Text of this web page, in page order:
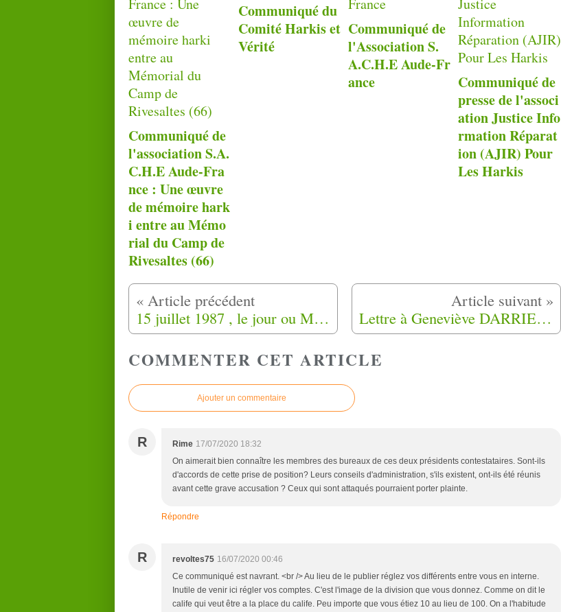
Communiqué de
l'association S.A.
C.H.E Aude-Fra
nce : Une œuvre
de mémoire hark
i entre au Mémo
rial du Camp de
Rivesaltes (66)
Communiqué du
Comité Harkis et
Vérité
Communiqué de
l'Association S.
A.C.H.E Aude-Fr
ance
Communiqué de
presse de l'associ
ation Justice Info
rmation Réparat
ion (AJIR) Pour
Les Harkis
15 juillet 1987 , le jour ou Mr Brahim Sadouni rencontra le pape Jean Paul II Lettre à Geneviève DARRIEUSSECQ Secrétaire d’Etat aux Anciens Combattants auprès de la Ministre des Armées
COMMENTER CET ARTICLE
Ajouter un commentaire
R Rime 17/07/2020 18:32
On aimerait bien connaître les membres des bureaux de ces deux présidents contestataires. Sont-ils
d'accords de cette prise de position? Leurs conseils d'administration, s'ils existent, ont-ils été réunis
avant cette grave accusation ? Ceux qui sont attaqués pourraient porter plainte.
Répondre
R revoltes75 16/07/2020 00:46
Ce communiqué est navrant. <br /> Au lieu de le publier réglez vos différents entre vous en interne.
Inutile de venir ici régler vos comptes. C'est l'image de la division que vous donnez. Comme on dit le
calife qui veut être a la place du calife. Peu importe que vous étiez 10 au lieu de 100. On a l'habitude